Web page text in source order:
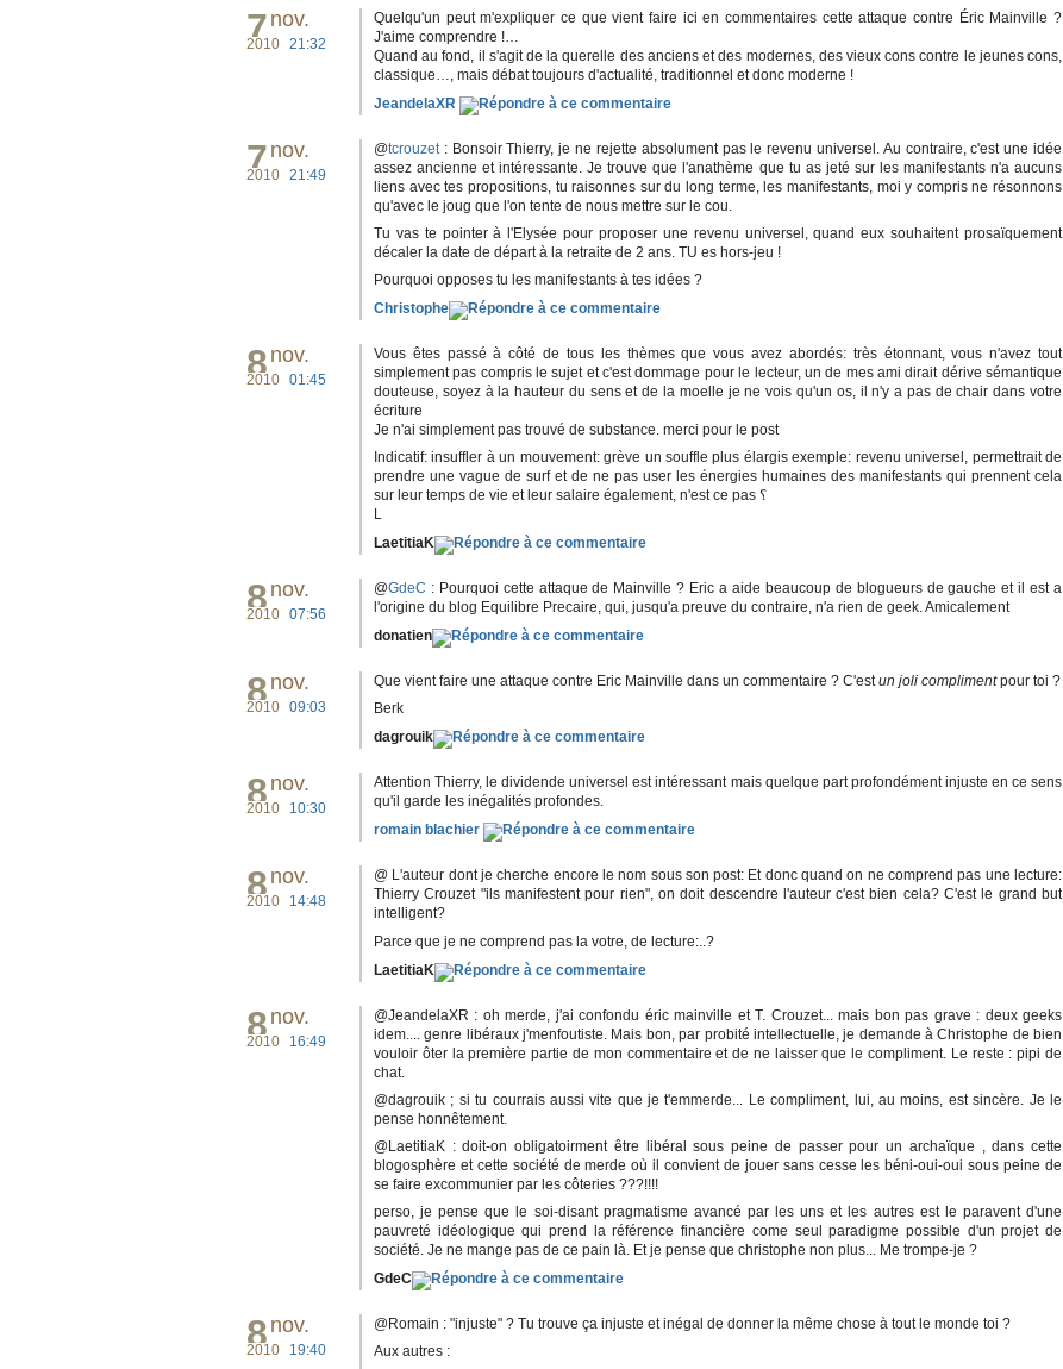
7nov.
2010 21:32
Quelqu'un peut m'expliquer ce que vient faire ici en commentaires cette attaque contre Éric Mainville ?
J'aime comprendre !…
Quand au fond, il s'agit de la querelle des anciens et des modernes, des vieux cons contre le jeunes cons,
classique…, mais débat toujours d'actualité, traditionnel et donc moderne !
JeandelaXR
7nov.
2010 21:49
@tcrouzet : Bonsoir Thierry, je ne rejette absolument pas le revenu universel. Au contraire, c'est une idée
assez ancienne et intéressante. Je trouve que l'anathème que tu as jeté sur les manifestants n'a aucuns
liens avec tes propositions, tu raisonnes sur du long terme, les manifestants, moi y compris ne résonnons
qu'avec le joug que l'on tente de nous mettre sur le cou.
Tu vas te pointer à l'Elysée pour proposer une revenu universel, quand eux souhaitent prosaïquement
décaler la date de départ à la retraite de 2 ans. TU es hors-jeu !
Pourquoi opposes tu les manifestants à tes idées ?
Christophe
8nov.
2010 01:45
Vous êtes passé à côté de tous les thèmes que vous avez abordés: très étonnant, vous n'avez tout
simplement pas compris le sujet et c'est dommage pour le lecteur, un de mes ami dirait dérive sémantique
douteuse, soyez à la hauteur du sens et de la moelle je ne vois qu'un os, il n'y a pas de chair dans votre
écriture
Je n'ai simplement pas trouvé de substance. merci pour le post
Indicatif: insuffler à un mouvement: grève un souffle plus élargis exemple: revenu universel, permettrait de
prendre une vague de surf et de ne pas user les énergies humaines des manifestants qui prennent cela
sur leur temps de vie et leur salaire également, n'est ce pas ؟
L
LaetitiaK
8nov.
2010 07:56
@GdeC : Pourquoi cette attaque de Mainville ? Eric a aide beaucoup de blogueurs de gauche et il est a
l'origine du blog Equilibre Precaire, qui, jusqu'a preuve du contraire, n'a rien de geek. Amicalement
donatien
8nov.
2010 09:03
Que vient faire une attaque contre Eric Mainville dans un commentaire ? C'estun joli complimentpour toi ?
Berk
dagrouik
8nov.
2010 10:30
Attention Thierry, le dividende universel est intéressant mais quelque part profondément injuste en ce sens
qu'il garde les inégalités profondes.
romain blachier
8nov.
2010 14:48
@ L'auteur dont je cherche encore le nom sous son post: Et donc quand on ne comprend pas une lecture:
Thierry Crouzet "ils manifestent pour rien", on doit descendre l'auteur c'est bien cela? C'est le grand but
intelligent?
Parce que je ne comprend pas la votre, de lecture:..?
LaetitiaK
8nov.
2010 16:49
@JeandelaXR : oh merde, j'ai confondu éric mainville et T. Crouzet... mais bon pas grave : deux geeks
idem.... genre libéraux j'menfoutiste. Mais bon, par probité intellectuelle, je demande à Christophe de bien
vouloir ôter la première partie de mon commentaire et de ne laisser que le compliment. Le reste : pipi de
chat.
@dagrouik ; si tu courrais aussi vite que je t'emmerde... Le compliment, lui, au moins, est sincère. Je le
pense honnêtement.
@LaetitiaK : doit-on obligatoirment être libéral sous peine de passer pour un archaïque , dans cette
blogosphère et cette société de merde où il convient de jouer sans cesse les béni-oui-oui sous peine de
se faire excommunier par les côteries ???!!!!
perso, je pense que le soi-disant pragmatisme avancé par les uns et les autres est le paravent d'une
pauvreté idéologique qui prend la référence financière come seul paradigme possible d'un projet de
société. Je ne mange pas de ce pain là. Et je pense que christophe non plus... Me trompe-je ?
GdeC
8nov.
2010 19:40
@Romain : "injuste" ? Tu trouve ça injuste et inégal de donner la même chose à tout le monde toi ?
Aux autres :